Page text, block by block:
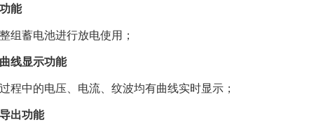
能
组蓄电池进行放电使用；
线显示功能
程中的电压、电流、纹波均有曲线实时显示；
出功能